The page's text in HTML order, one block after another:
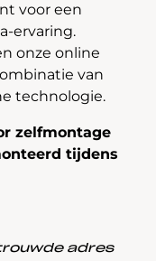
voor een
ervaring.
onze online
van
technologie.
zelfmontage
tijdens
adres